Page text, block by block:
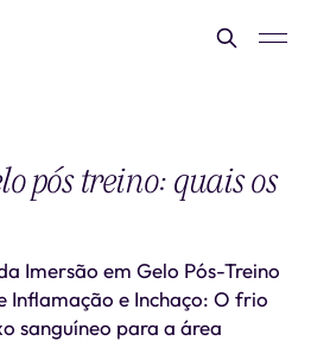
pós treino: quais os
Imersão em Gelo Pós-Treino
Inflamação e Inchaço: O frio
sanguíneo para a área